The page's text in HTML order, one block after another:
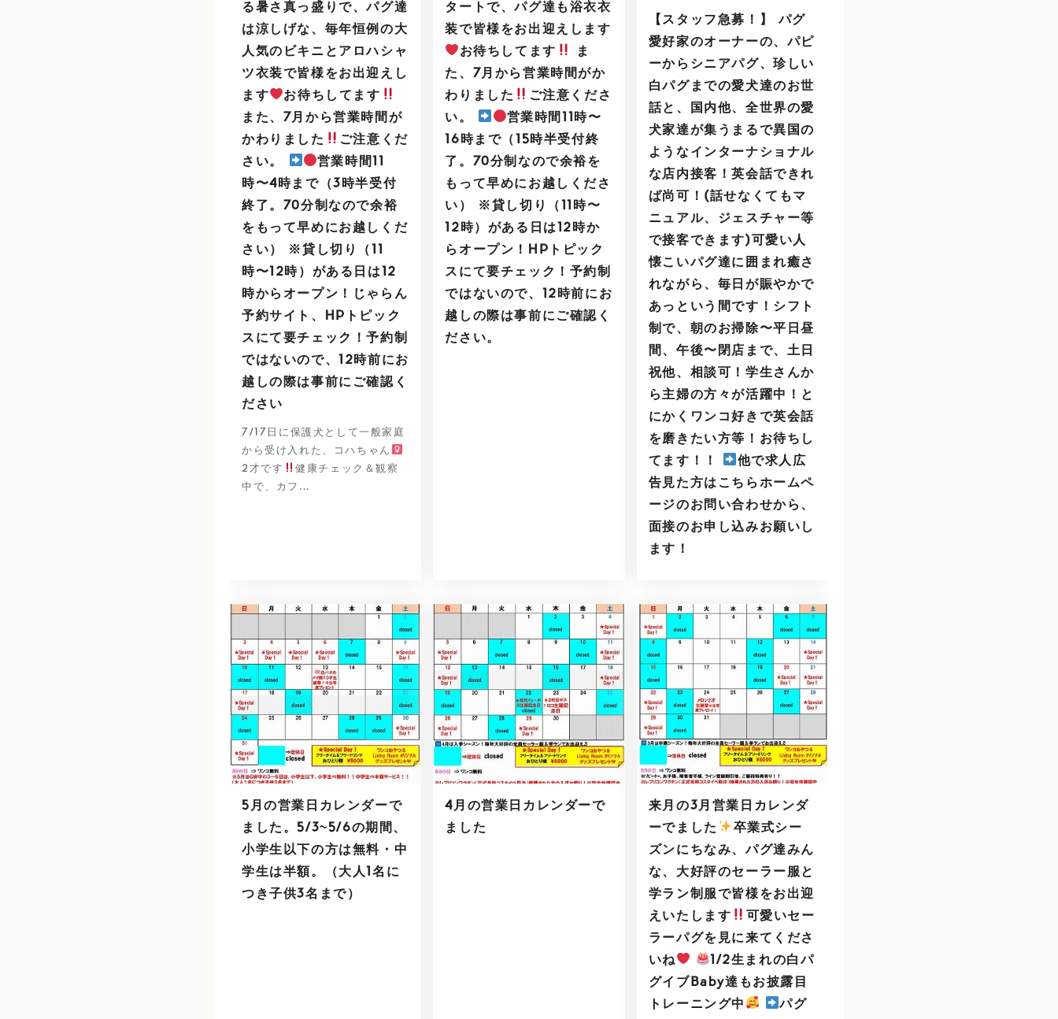
る暑さ真っ盛りで、パグ達
は涼しげな、毎年恒例の大
人気のビキニとアロハシャ
ツ衣装で皆様をお出迎えし
ます
お待ちしてます
また、7月から営業時間が
かわりました
ご注意くだ
さい。
営業時間11
時〜4時まで（3時半受付
終了。70分制なので余裕
をもって早めにお越しくだ
さい） ※貸し切り（11
時〜12時）がある日は12
時からオープン！じゃらん
予約サイト、HPトピック
スにて要チェック！予約制
ではないので、12時前にお
越しの際は事前にご確認く
ださい
7/17日に保護犬として一般家庭
から受け入れた、コハちゃん
2才です
健康チェック＆観察
中で、カフ...
タートで、パグ達も浴衣衣
装で皆様をお出迎えします
お待ちしてます
ま
た、7月から営業時間がか
わりました
ご注意くださ
い。
営業時間11時〜
16時まで（15時半受付終
了。70分制なので余裕を
もって早めにお越しくださ
い） ※貸し切り（11時〜
12時）がある日は12時か
らオープン！HPトピック
スにて要チェック！予約制
ではないので、12時前にお
越しの際は事前にご確認く
ださい。
【スタッフ急募！】 パグ
愛好家のオーナーの、パピ
ーからシニアパグ、珍しい
白パグまでの愛犬達のお世
話と、国内他、全世界の愛
犬家達が集うまるで異国の
ようなインターナショナル
な店内接客！英会話できれ
ば尚可！(話せなくてもマ
ニュアル、ジェスチャー等
で接客できます)可愛い人
懐こいパグ達に囲まれ癒さ
れながら、毎日が賑やかで
あっという間です！シフト
制で、朝のお掃除〜平日昼
間、午後〜閉店まで、土日
祝他、相談可！学生さんか
ら主婦の方々が活躍中！と
にかくワンコ好きで英会話
を磨きたい方等！お待ちし
てます！！
他で求人広
告見た方はこちらホームペ
ージのお問い合わせから、
面接のお申し込みお願いし
ます！
5月の営業日カレンダーで
ました。5/3~5/6の期間、
小学生以下の方は無料・中
学生は半額。（大人1名に
つき子供3名まで）
4月の営業日カレンダーで
ました
来月の3月営業日カレンダ
ーでました
卒業式シー
ズンにちなみ、パグ達みん
な、大好評のセーラー服と
学ラン制服で皆様をお出迎
えいたします
可愛いセー
ラーパグを見に来てくださ
いね
1/2生まれの白パ
グイブBaby達もお披露目
トレーニング中
パグ